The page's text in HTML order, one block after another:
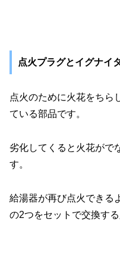
点火プラグとイグナイ
点火のために火花をちら
ている部品です。
劣化してくると火花がで
す。
給湯器が再び点火できる
の2つをセットで交換する